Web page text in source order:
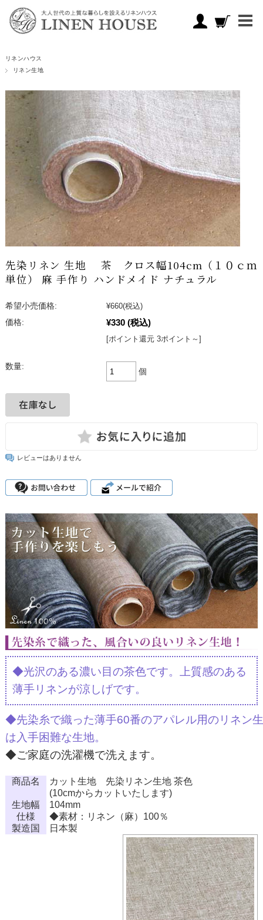
リネンハウス
リネン生地
先染リネン 生地 茶 クロス幅104cm（１０ｃｍ
単位） 麻 手作り ハンドメイド ナチュラル
希望小売価格: ¥660(税込)
価格:
¥330 (税込)
[ポイント還元 3ポイント～]
数量:
個
レビューはありません
◆光沢のある濃い目の茶色です。上質感のある
薄手リネンが涼しげです。
◆先染糸で織った薄手60番のアパレル用のリネン
は入手困難な生地。
◆ご家庭の洗濯機で洗えます。
商品名
カット生地 先染リネン生地 茶色
(10cmからカットいたします)
生地幅
104mm
仕様
◆素材：リネン（麻）100％
製造国
日本製